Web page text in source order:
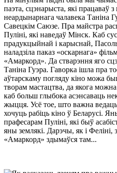
паэта, сцэнарыста, які працаваў з
неардынарнага чалавека Таніна
Савецкім Саюзе. Пра майстра
Пуліні, які наведаў Мінск. Каб
прадукцыйнай і карыснай,
наладзіла паказ «оскарнага»
«Амаркорд». Да стварэння яго
Таніна Гуэра. Гаворка ішла пра
аўтарскаму погляду кіно можа
творам мастацтва, да якога
каб больш глыбока асэнсаваць
жыцця. Усё тое, што важна ведаць
хочуць рабіць кіно ў Беларусі.
прафесарам Пуліні, які быў
яны землякі. Дарэчы, як і Феліні,
«Амаркорд» здымаўся там...